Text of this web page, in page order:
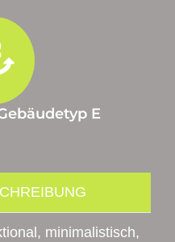
E
minimalistisch,